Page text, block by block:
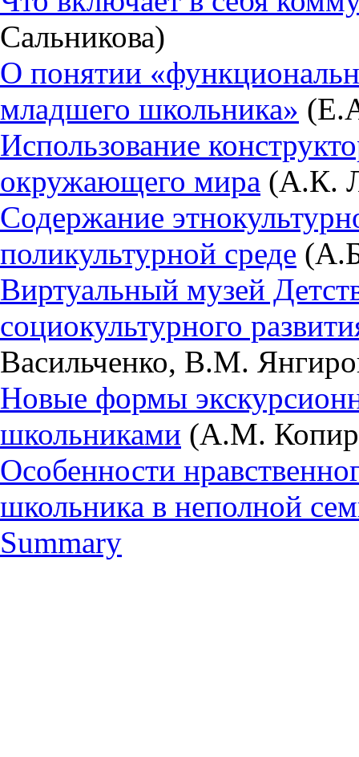
Сальникова)
О понятии
младшего школьника»
Использование
окружающего мира (А.К.
Содержание
поликультурной среде
Виртуальный музей
социокультурного
Васильченко, В.М.
Новые формы
школьниками (А.М.
Особенности
школьника в неполной
Summary